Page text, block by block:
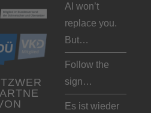
AI won’t
replace you.
But…
Follow the
sign…
Es ist wieder